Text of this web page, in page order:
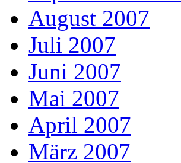
August 2007
Juli 2007
Juni 2007
Mai 2007
April 2007
März 2007